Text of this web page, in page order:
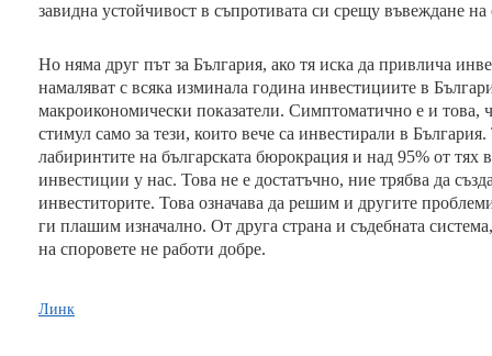
завидна устойчивост в съпротивата си срещу въвеждане
Но няма друг път за България, ако тя иска да привлича
намаляват с всяка изминала година инвестициите в
макроикономически показатели. Симптоматично е и това,
стимул само за тези, които вече са инвестирали в
лабиринтите на българската бюрокрация и над 95% от тях
инвестиции у нас. Това не е достатъчно, ние трябва да
инвеститорите. Това означава да решим и другите
ги плашим изначално. От друга страна и съдебната
на споровете не работи добре.
Линк